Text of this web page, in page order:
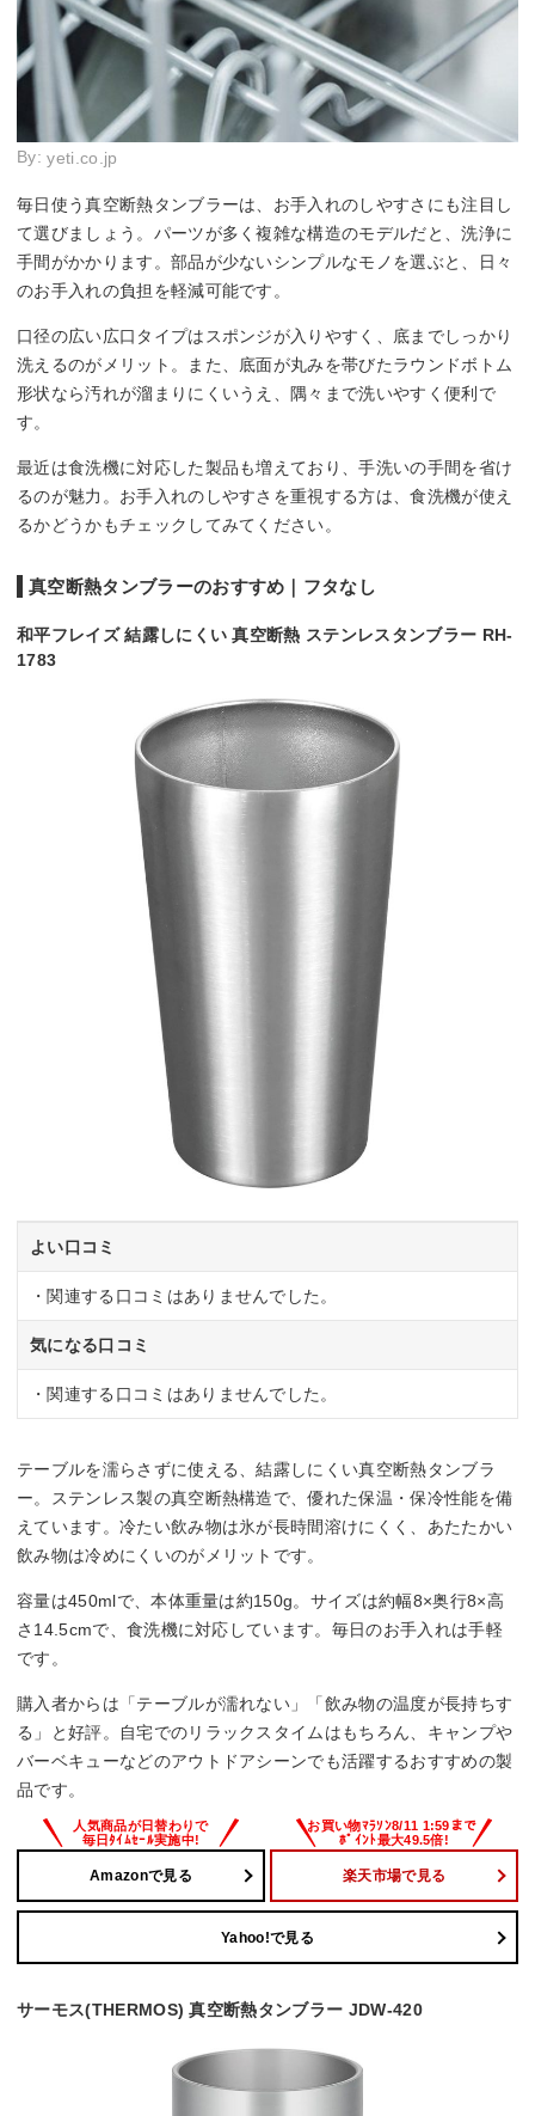
By:yeti.co.jp
毎日使う真空断熱タンブラーは、お手入れのしやすさにも注目し
て選びましょう。パーツが多く複雑な構造のモデルだと、洗浄に
手間がかかります。部品が少ないシンプルなモノを選ぶと、日々
のお手入れの負担を軽減可能です。
口径の広い広口タイプはスポンジが入りやすく、底までしっかり
洗えるのがメリット。また、底面が丸みを帯びたラウンドボトム
形状なら汚れが溜まりにくいうえ、隅々まで洗いやすく便利で
す。
最近は食洗機に対応した製品も増えており、手洗いの手間を省け
るのが魅力。お手入れのしやすさを重視する方は、食洗機が使え
るかどうかもチェックしてみてください。
真空断熱タンブラーのおすすめ｜フタなし
和平フレイズ 結露しにくい 真空断熱 ステンレスタンブラー RH-
1783
よい口コミ
・関連する口コミはありませんでした。
気になる口コミ
・関連する口コミはありませんでした。
テーブルを濡らさずに使える、結露しにくい真空断熱タンブラ
ー。ステンレス製の真空断熱構造で、優れた保温・保冷性能を備
えています。冷たい飲み物は氷が長時間溶けにくく、あたたかい
飲み物は冷めにくいのがメリットです。
容量は450mlで、本体重量は約150g。サイズは約幅8×奥行8×高
さ14.5cmで、食洗機に対応しています。毎日のお手入れは手軽
です。
購入者からは「テーブルが濡れない」「飲み物の温度が長持ちす
る」と好評。自宅でのリラックスタイムはもちろん、キャンプや
バーベキューなどのアウトドアシーンでも活躍するおすすめの製
品です。
Amazonで見る 楽天市場で見る
Yahoo!で見る
サーモス(THERMOS) 真空断熱タンブラー JDW-420